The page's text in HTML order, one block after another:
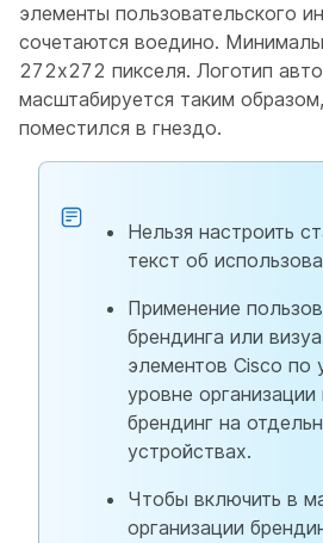
элементы пользовательского
сочетаются воедино.
272x272 пикселя. Логотип
масштабируется таким
поместился в гнездо.
Нельзя настроить
текст об
Применение
брендинга или
элементов Cisco по
уровне
брендинг на
устройствах.
Чтобы включить в
организации